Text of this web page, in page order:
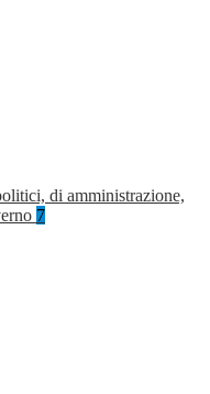
di amministrazione,
7